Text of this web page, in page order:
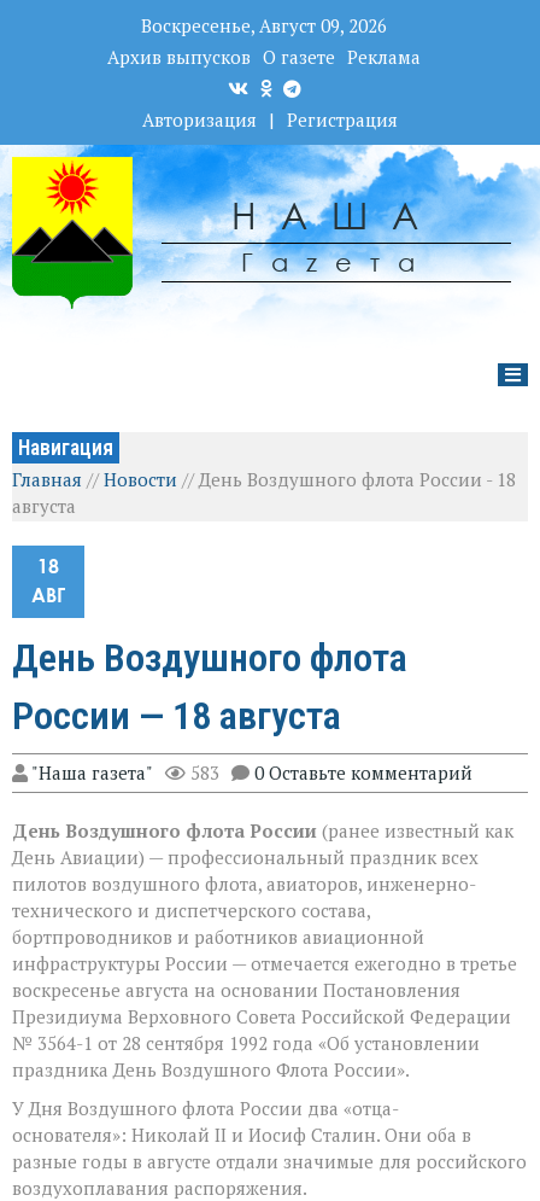
Воскресенье, Август 09, 2026
Архив выпусков О газете Реклама
Авторизация | Регистрация
НАША
Гаzета
Навигация
Главная //Новости // День Воздушного флота России - 18
августа
18
АВГ
День Воздушного флота
России — 18 августа
"Наша газета" 583 0 Оставьте комментарий
День Воздушного флота России (ранее известный как
День Авиации) — профессиональный праздник всех
пилотов воздушного флота, авиаторов, инженерно-
технического и диспетчерского состава,
бортпроводников и работников авиационной
инфраструктуры России — отмечается ежегодно в третье
воскресенье августа на основании Постановления
Президиума Верховного Совета Российской Федерации
№ 3564-1 от 28 сентября 1992 года «Об установлении
праздника День Воздушного Флота России».
У Дня Воздушного флота России два «отца-
основателя»: Николай II и Иосиф Сталин. Они оба в
разные годы в августе отдали значимые для российского
воздухоплавания распоряжения.